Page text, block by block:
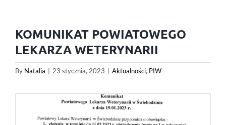
KOMUNIKAT POWIATOWEGO
LEKARZA WETERYNARII
By Natalia 23 stycznia, 2023 Aktualności, PIW